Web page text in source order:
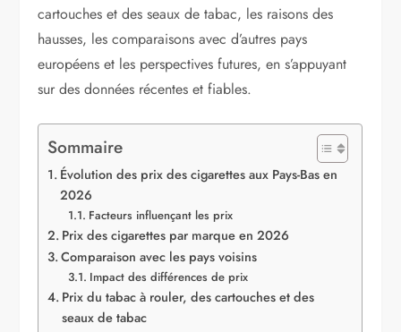
cartouches et des seaux de tabac, les raisons des
hausses, les comparaisons avec d’autres pays
européens et les perspectives futures, en s’appuyant
sur des données récentes et fiables.
Sommaire
Évolution des prix des cigarettes aux Pays-Bas en
2026
Facteurs influençant les prix
Prix des cigarettes par marque en 2026
Comparaison avec les pays voisins
Impact des différences de prix
Prix du tabac à rouler, des cartouches et des
seaux de tabac